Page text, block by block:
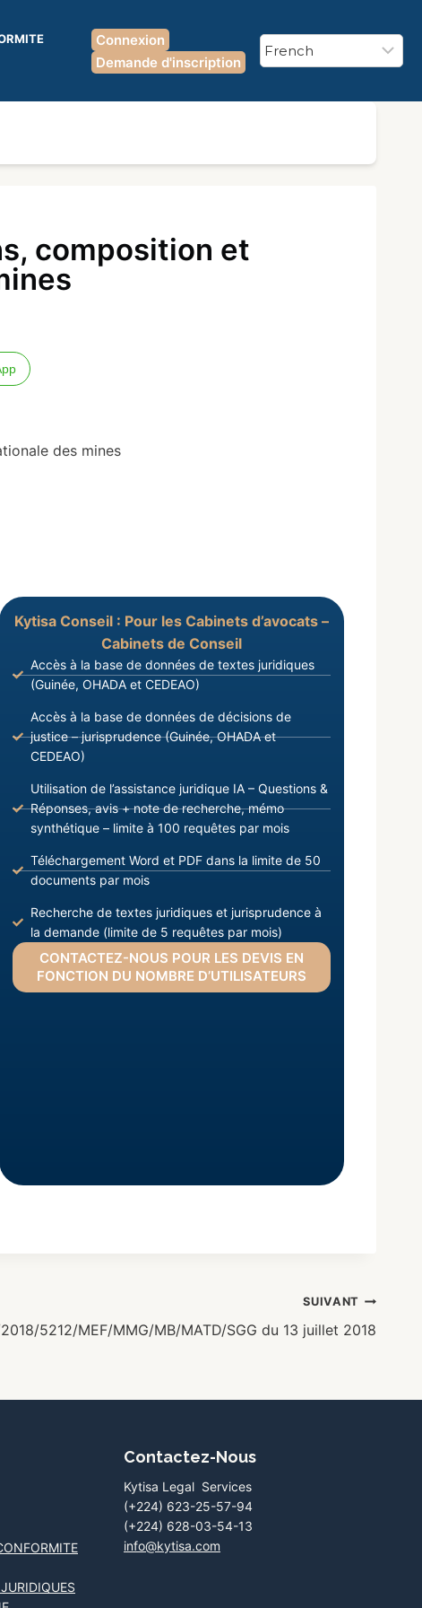
Connexion
Demande d'inscription
composition et
des mines
Kytisa Conseil : Pour les Cabinets d’avocats –
Cabinets de Conseil
Accès à la base de données de textes juridiques
(Guinée, OHADA et CEDEAO)
Accès à la base de données de décisions de
justice – jurisprudence (Guinée, OHADA et
CEDEAO)
Utilisation de l’assistance juridique IA – Questions &
Réponses, avis + note de recherche, mémo
synthétique – limite à 100 requêtes par mois
Téléchargement Word et PDF dans la limite de 50
documents par mois
Recherche de textes juridiques et jurisprudence à
la demande (limite de 5 requêtes par mois)
CONTACTEZ-NOUS POUR LES DEVIS EN
FONCTION DU NOMBRE D’UTILISATEURS
SUIVANT
5212/MEF/MMG/MB/MATD/SGG du 13 juillet 2018
Contactez-Nous
Kytisa Legal Services
(+224) 623-25-57-94
(+224) 628-03-54-13
info@kytisa.com